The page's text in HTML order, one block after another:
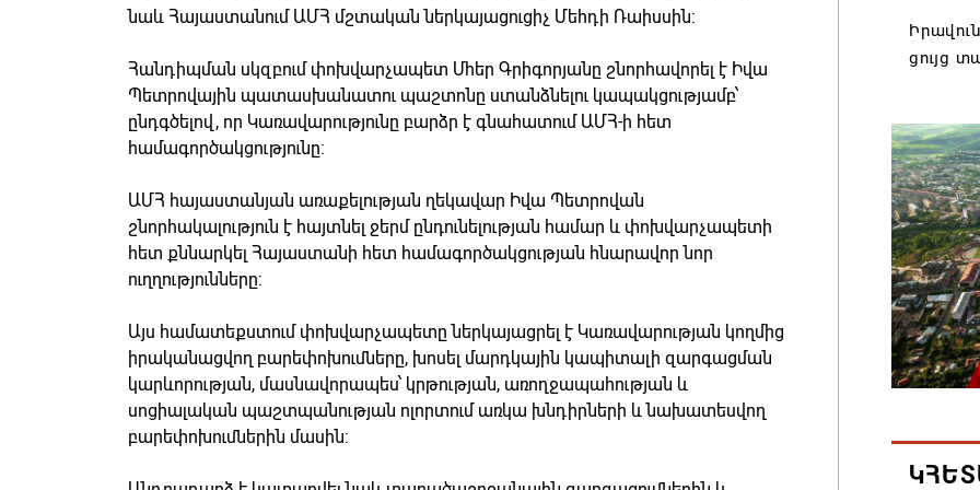
նաև Հայաստանում ԱՄՀ մշտական ներկայացուցիչ Մեհդի Ռաիսսին:
Հանդիպման սկզբում փոխվարչապետ Մհեր Գրիգորյանը շնորհավորել է Իվա
Պետրովային պատասխանատու պաշտոնը ստանձնելու կապակցությամբ՝
ընդգծելով, որ Կառավարությունը բարձր է գնահատում ԱՄՀ-ի հետ
համագործակցությունը:
ԱՄՀ հայաստանյան առաքելության ղեկավար Իվա Պետրովան
շնորհակալություն է հայտնել ջերմ ընդունելության համար և փոխվարչապետի
հետ քննարկել Հայաստանի հետ համագործակցության հնարավոր նոր
ուղղությունները:
Այս համատեքստում փոխվարչապետը ներկայացրել է Կառավարության կողմից
իրականացվող բարեփոխումները, խոսել մարդկային կապիտալի զարգացման
կարևորության, մասնավորապես՝ կրթության, առողջապահության և
սոցիալական պաշտպանության ոլորտում առկա խնդիրների և նախատեսվող
բարեփոխումներին մասին:
ցույց
ՌԴ-ի